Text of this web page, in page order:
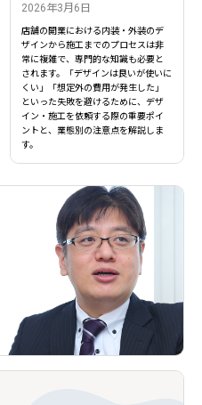
2026年3月6日
店舗の開業における内装・外装のデ
ザインから施工までのプロセスは非
常に複雑で、専門的な知識も必要と
されます。「デザインは良いが使いに
くい」「想定外の費用が発生した」
といった失敗を避けるために、デザ
イン・施工を依頼する際の重要ポイ
ントと、業態別の注意点を解説しま
す。